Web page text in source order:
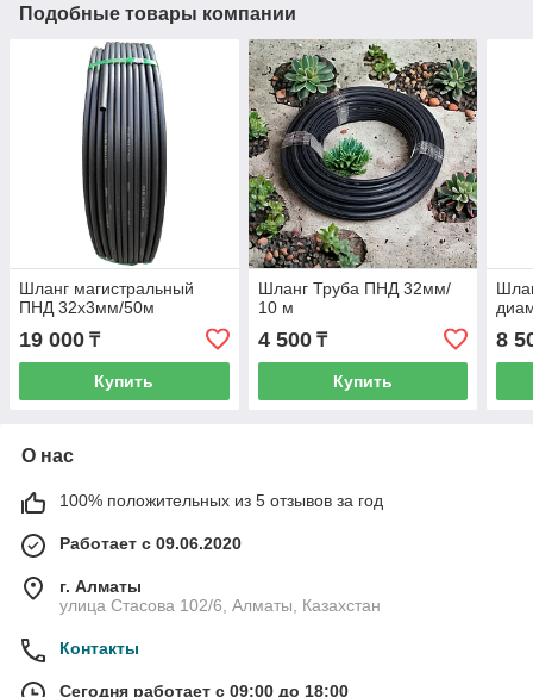
Подобные товары компании
Шланг магистральный
ПНД 32х3мм/50м
19 000 ₸
Купить
Шланг Труба ПНД 32мм/
10 м
4 500₸
Купить
8
О нас
100% положительных из 5 отзывов за год
Работает с 09.06.2020
г. Алматы
улица Стасова 102/6, Алматы, Казахстан
Контакты
Сегодня работает с 09:00 до 18:00